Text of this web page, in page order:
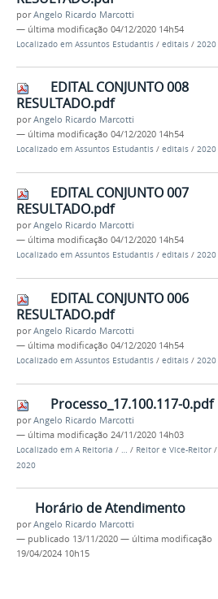
porAngelo Ricardo Marcotti
— última modificação 04/12/2020 14h54
Localizado em Assuntos Estudantis / editais / 2020
EDITAL CONJUNTO 008
RESULTADO.pdf
porAngelo Ricardo Marcotti
— última modificação 04/12/2020 14h54
Localizado em Assuntos Estudantis / editais / 2020
EDITAL CONJUNTO 007
RESULTADO.pdf
porAngelo Ricardo Marcotti
— última modificação 04/12/2020 14h54
Localizado em Assuntos Estudantis / editais / 2020
EDITAL CONJUNTO 006
RESULTADO.pdf
porAngelo Ricardo Marcotti
— última modificação 04/12/2020 14h54
Localizado em Assuntos Estudantis / editais / 2020
Processo_17.100.117-0.pdf
porAngelo Ricardo Marcotti
— última modificação 24/11/2020 14h03
Localizado em A Reitoria / / Reitor e Vice-Reitor /
2020
Horário de Atendimento
porAngelo Ricardo Marcotti
— publicado 13/11/2020 — última modificação
19/04/2024 10h15